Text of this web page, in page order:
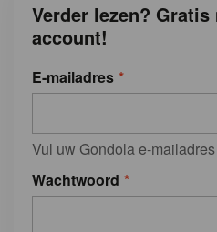
Verder lezen?
account!
E-mailadres
Vul uw Gondola e-
Wachtwoord